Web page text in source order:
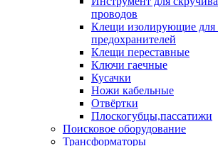
проводов
Клещи изолирующие для
предохранителей
Клещи переставные
Ключи гаечные
Кусачки
Ножи кабельные
Отвёртки
Плоскогубцы,пассатижи
Поисковое оборудование
Трансформаторы